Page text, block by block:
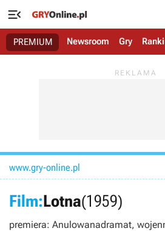

PREMIUM Newsroom Gry
www.gry-online.pl
Film:Lotna(1959)
premiera: Anulowanadramat,